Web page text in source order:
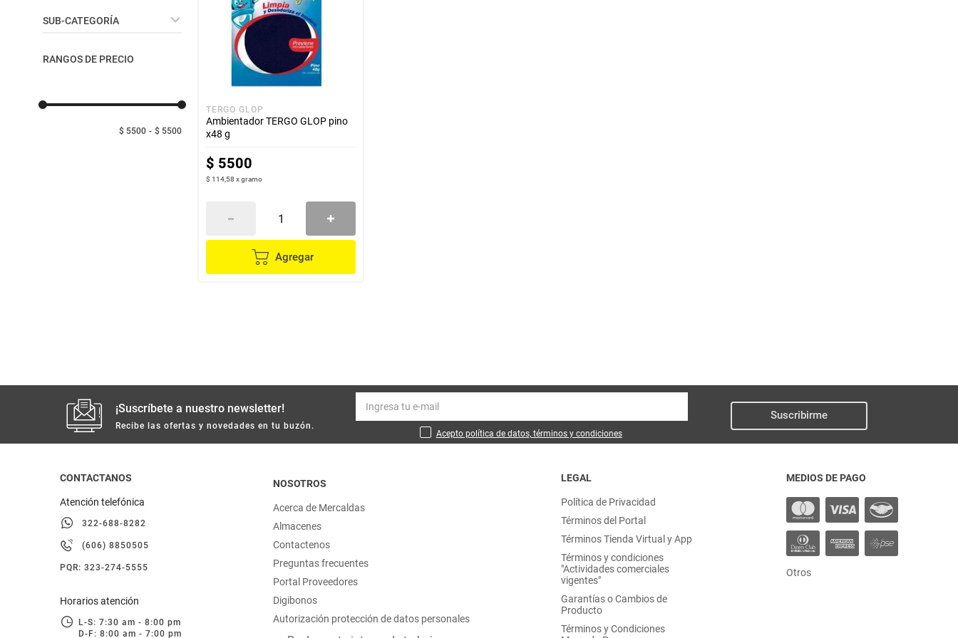
cuidado del bebé
moda
juguetería
SUB-CATEGORÍA
Aromatizantes
RANGOS DE PRECIO
$ 5500 $ 5500
TERGO GLOP
Ambientador TERGO GLOP pino
x48 g
$ 5500
$ 114,58 xgramo
Agregar
¡Suscríbete a nuestro newsletter!
Recibe las ofertas y novedades en tu buzón.
Acepto política de datos, términos y condiciones
Suscribirme
CONTACTANOS
Atención telefónica
322-688-8282
(606) 8850505
PQR: 323-274-5555
Horarios atención
L-S: 7:30 am - 8:00 pm
D-F: 8:00 am - 7:00 pm
NOSOTROS
Acerca de Mercaldas
Almacenes
Contactenos
Preguntas frecuentes
Portal Proveedores
Digibonos
Autorización protección de datos personales
LEGAL
Política de Privacidad
Términos del Portal
Términos Tienda Virtual y App
Términos y condiciones
"Actividades comerciales
vigentes"
Garantías o Cambios de
Producto
Términos y Condiciones
MEDIOS DE PAGO
Otros
Aceite